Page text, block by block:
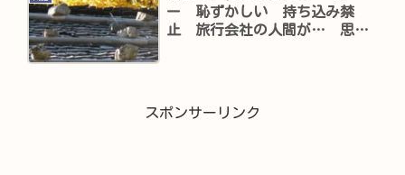
ー 恥ずかしい 持ち込み禁
止 旅行会社の人間が… 思い
スポンサーリンク